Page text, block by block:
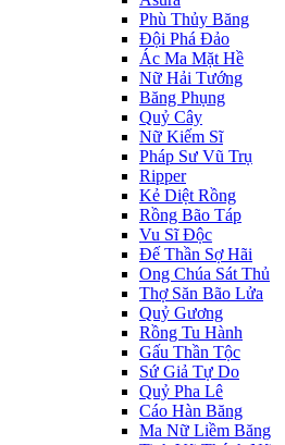
Phù Thủy Băng
Đội Phá Đảo
Ác Ma Mặt Hề
Nữ Hải Tướng
Băng Phụng
Quỷ Cây
Nữ Kiếm Sĩ
Pháp Sư Vũ Trụ
Ripper
Kẻ Diệt Rồng
Rồng Bão Táp
Vu Sĩ Độc
Đế Thần Sợ Hãi
Ong Chúa Sát Thủ
Thợ Săn Bão Lửa
Quỷ Gương
Rồng Tu Hành
Gấu Thần Tộc
Sứ Giả Tự Do
Quỷ Pha Lê
Cáo Hàn Băng
Ma Nữ Liềm Băng